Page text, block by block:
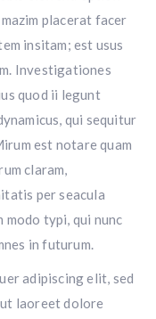
placerat facer
insitam; est usus
Investigationes
quod ii legunt
qui sequitur
est notare quam
claram,
per seacula
modo typi, qui nunc
in futurum.
adipiscing elit, sed
laoreet dolore